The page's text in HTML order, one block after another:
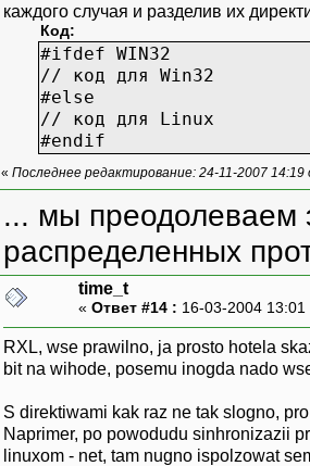
каждого случая и разделив их
Код:
#ifdef WIN32
// код для Win32
#else
// код для Linux
#endif
« Последнее редактирование: 24-11-2007 14:19
... мы преодолеваем
распределенных
time_t
« Ответ #14 : 16-03-2004
RXL, wse prawilno, ja prosto hotela
bit na wihode, posemu inogda nado
S direktiwami kak raz ne tak slogno,
Naprimer, po powodudu sinhronizazii
linuxom - net, tam nugno ispolzowat